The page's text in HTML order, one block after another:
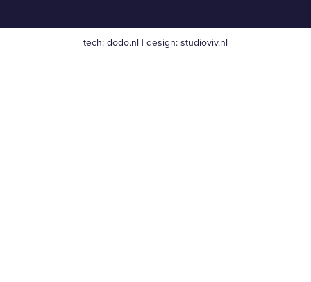
tech:dodo.nl | design:studioviv.nl